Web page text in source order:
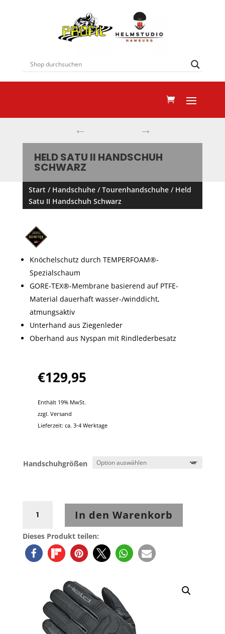
← →
HELD SATU II HANDSCHUH
SCHWARZ
Dieses Produkt teilen:
Start / Handschuhe/Tourenhandschuhe/ Held
Satu II Handschuh Schwarz
Knöchelschutz durch TEMPERFOAM®-
Spezialschaum
GORE-TEX®-Membrane basierend auf PTFE-
Material dauerhaft wasser-/winddicht,
atmungsaktiv
Unterhand aus Ziegenleder
Oberhand aus Nyspan mit Rindlederbesatz
€129,95
Enthält 19% MwSt.
zzgl. Versand
Lieferzeit: ca. 3-4 Werktage
Handschuhgrößen
Handschuh
Schwarz
Menge
In den Warenkorb